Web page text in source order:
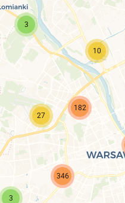
182
346
27
10
3
3